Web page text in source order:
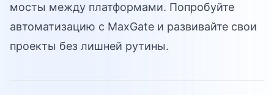
мосты между платформами. Попробуйте
автоматизацию с MaxGate и развивайте свои
проекты без лишней рутины.